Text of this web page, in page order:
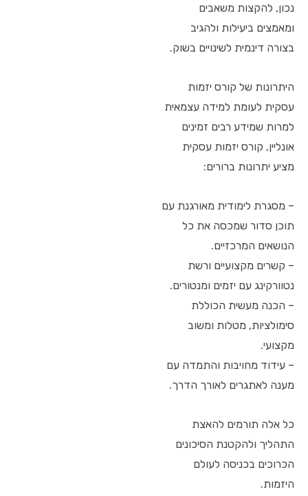
נכון, להקצות משאבים
ומאמצים ביעילות ולהגיב
בצורה דינמית לשינויים בשוק.
היתרונות של קורס יזמות
עסקית לעומת למידה עצמאית
למרות שמידע רבים זמינים
אונליין, קורס יזמות עסקית
מציע יתרונות ברורים:
– מסגרת לימודית מאורגנת עם
תוכן סדור שמכסה את כל
הנושאים המרכזיים.
– קשרים מקצועיים ורשת
נטוורקינג עם יזמים ומנטורים.
– הכנה מעשית הכוללת
סימולציות, מטלות ומשוב
מקצועי.
– עידוד מחויבות והתמדה עם
מענה לאתגרים לאורך הדרך.
כל אלה תורמים להאצת
התהליך ולהקטנת הסיכונים
הכרוכים בכניסה לעולם
היזמות.